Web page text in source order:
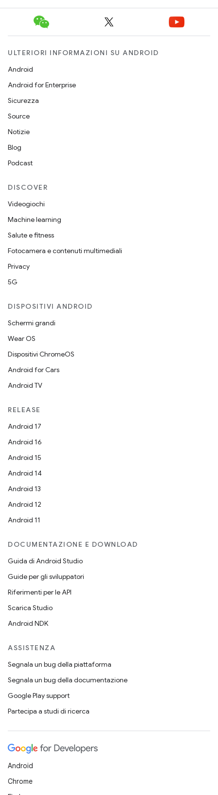
ULTERIORI INFORMAZIONI SU ANDROID
Android
Android for Enterprise
Sicurezza
Source
Notizie
Blog
Podcast
DISCOVER
Videogiochi
Machine learning
Salute e fitness
Fotocamera e contenuti multimediali
Privacy
5G
DISPOSITIVI ANDROID
Schermi grandi
Wear OS
Dispositivi ChromeOS
Android for Cars
Android TV
RELEASE
Android 17
Android 16
Android 15
Android 14
Android 13
Android 12
Android 11
DOCUMENTAZIONE E DOWNLOAD
Guida di Android Studio
Guide per gli sviluppatori
Riferimenti per le API
Scarica Studio
Android NDK
ASSISTENZA
Segnala un bug della piattaforma
Segnala un bug della documentazione
Google Play support
Partecipa a studi di ricerca
Android
Chrome